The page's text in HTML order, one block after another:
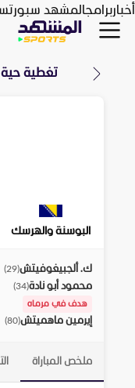
أخباربرامجالمشهد
تغطية حية
البوسنة والهرسك
ك. ألجبيغوفيتش(
29
)
محمود أبو نادة(
34
)
هدف في مرماه
إيرمين ماهميتش(
80
)
ملخص المباراة